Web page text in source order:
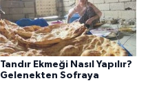
Tandır Ekmeği Nasıl Yapılır?
Gelenekten Sofraya